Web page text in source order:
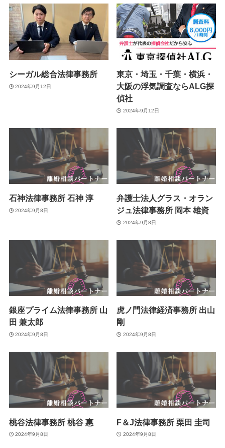
シーガル総合法律事務所
2024年9月12日
東京・埼玉・千葉・横浜・
大阪の浮気調査ならALG探
偵社
2024年9月12日
石神法律事務所 石神 淳
2024年9月8日
弁護士法人グラス・オラン
ジュ法律事務所 岡本 雄資
2024年9月8日
銀座プライム法律事務所 山
田 兼太郎
2024年9月8日
虎ノ門法律経済事務所 出山
剛
2024年9月8日
桃谷法律事務所 桃谷 惠
2024年9月8日
F＆J法律事務所 栗田 圭司
2024年9月8日